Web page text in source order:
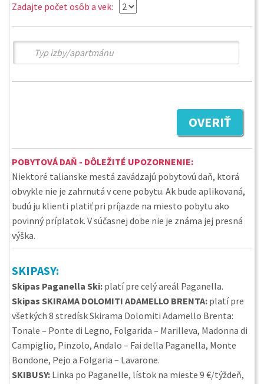
Zadajte počet osôb a vek:
OVERIŤ
POBYTOVÁ DAŇ - DÔLEŽITÉ UPOZORNENIE:
Niektoré talianske mestá zavádzajú pobytovú daň, ktorá
obvykle nie je zahrnutá v cene pobytu. Ak bude aplikovaná,
budú ju klienti platiť pri príjazde na miesto pobytu ako
povinný príplatok. V súčasnej dobe nie je známa jej presná
výška.
SKIPASY:
Skipas Paganella Ski: platí pre celý areál Paganella.
Skipas SKIRAMA DOLOMITI ADAMELLO BRENTA: platí pre
všetkých 8 stredísk Skirama Dolomiti Adamello Brenta:
Tonale – Ponte di Legno, Folgarida – Marilleva, Madonna di
Campiglio, Pinzolo, Andalo – Fai della Paganella, Monte
Bondone, Pejo a Folgaria – Lavarone.
SKIBUSY: Linka po Paganelle, lístok na mieste 9 €/týždeň,